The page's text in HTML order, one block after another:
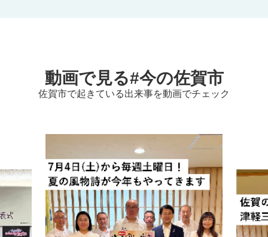
動画で見る#今の佐賀市
佐賀市で起きている出来事を動画でチェック